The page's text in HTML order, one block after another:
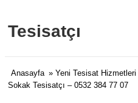
Tesisatçı
Anasayfa » Yeni Tesisat Hizmetleri
Sokak Tesisatçı – 0532 384 77 07